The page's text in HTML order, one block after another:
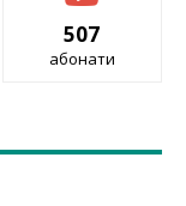
507
абонати